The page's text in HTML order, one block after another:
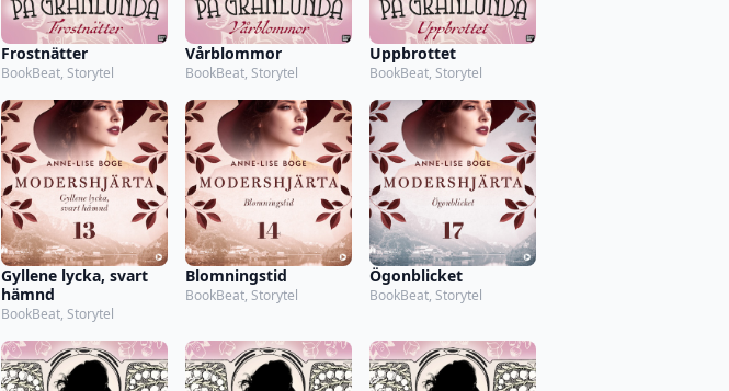
Frostnätter
BookBeat, Storytel
Vårblommor
BookBeat, Storytel
Uppbrottet
BookBeat, Storytel
Gyllene lycka, svart
hämnd
BookBeat, Storytel
Blomningstid
BookBeat, Storytel
Ögonblicket
BookBeat, Storytel